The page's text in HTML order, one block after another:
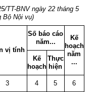
TT-BNV ngày 22 tháng 5
Bộ Nội vụ)
vị tính
Số báo cáo
năm...
Kế
hoạch
năm
...
Kế
hoạch
Thực
hiện
3 4 5 6